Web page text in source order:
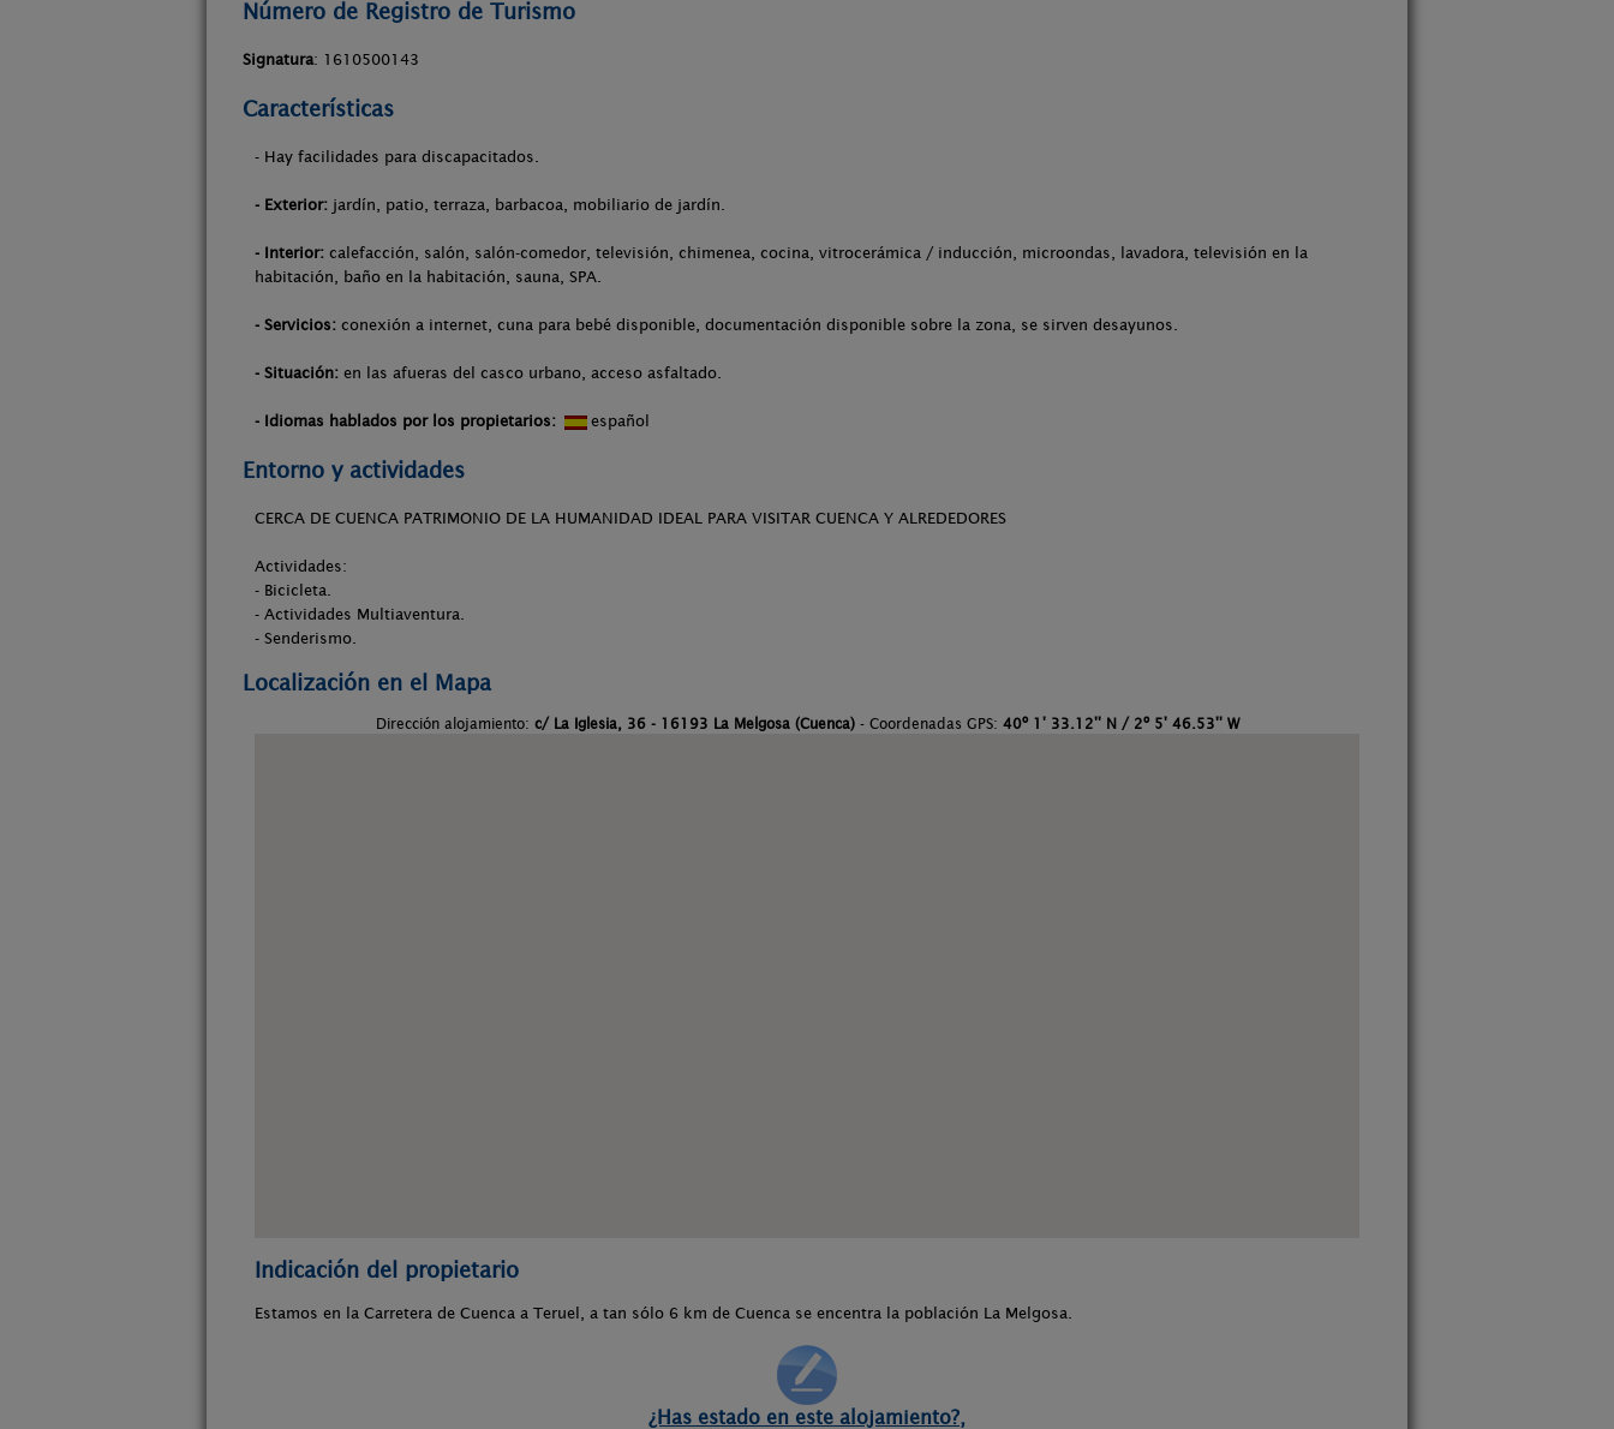
Número de Registro de Turismo
Signatura: 1610500143
Características
- Hay facilidades para discapacitados.
- Exterior: jardín, patio, terraza, barbacoa, mobiliario de jardín.
- Interior: calefacción, salón, salón-comedor, televisión, chimenea, cocina, vitrocerámica / inducción, microondas, lavadora, televisión en la
habitación, baño en la habitación, sauna, SPA.
- Servicios: conexión a internet, cuna para bebé disponible, documentación disponible sobre la zona, se sirven desayunos.
- Situación: en las afueras del casco urbano, acceso asfaltado.
- Idiomas hablados por los propietarios: español
Entorno y actividades
CERCA DE CUENCA PATRIMONIO DE LA HUMANIDAD IDEAL PARA VISITAR CUENCA Y ALREDEDORES
Actividades:
- Bicicleta.
- Actividades Multiaventura.
- Senderismo.
Localización en el Mapa
Dirección alojamiento: c/ La Iglesia, 36 - 16193 La Melgosa (Cuenca)- Coordenadas GPS: 40º 1' 33.12'' N / 2º 5' 46.53'' W
Indicación del propietario
Estamos en la Carretera de Cuenca a Teruel, a tan sólo 6 km de Cuenca se encentra la población La Melgosa.
¿Has estado en este alojamiento?,